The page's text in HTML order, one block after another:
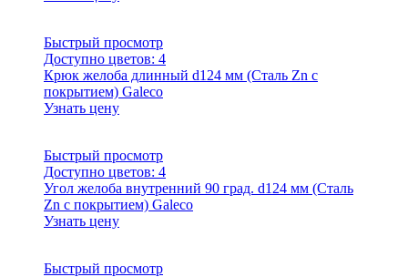
Быстрый просмотр
Доступно цветов: 4
Крюк желоба длинный d124 мм (Сталь Zn с
покрытием) Galeco
Узнать цену
Быстрый просмотр
Доступно цветов: 4
Угол желоба внутренний 90 град. d124 мм (Сталь
Zn с покрытием) Galeco
Узнать цену
Быстрый просмотр